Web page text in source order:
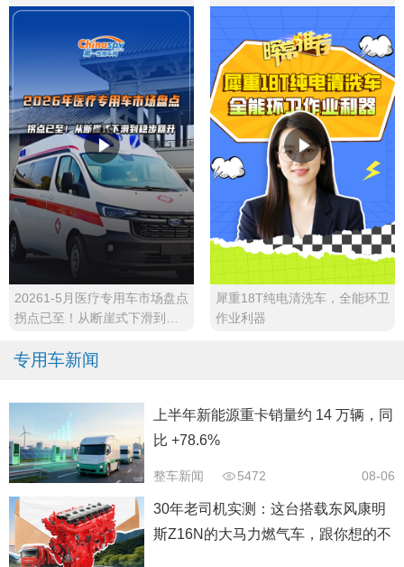
20261-5月医疗专用车市场盘点
拐点已至！从断崖式下滑到稳
犀重18T纯电清洗车，全能环卫
作业利器
专用车新闻
上半年新能源重卡销量约 14 万辆，同
比 +78.6%
整车新闻 5472 08-06
30年老司机实测：这台搭载东风康明
斯Z16N的大马力燃气车，跟你想的不